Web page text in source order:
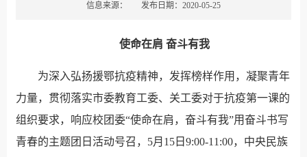
信息来源： 发布日期：2020-05-25
使命在肩 奋斗有我
为深入弘扬援鄂抗疫精神，发挥榜样作用，凝聚青年
力量，贯彻落实市委教育工委、关工委对于抗疫第一课的
组织要求，响应校团委“使命在肩，奋斗有我”用奋斗书写
青春的主题团日活动号召，5月15日9:00-11:00，中央民族